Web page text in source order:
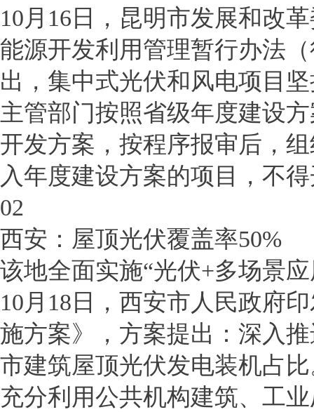
10月16日，昆明市发展和改
能源开发利用管理暂行办法
出，集中式光伏和风电项目
主管部门按照省级年度建设
开发方案，按程序报审后，
入年度建设方案的项目，不
02
西安：屋顶光伏覆盖率50%
该地全面实施“光伏+多场景
10月18日，西安市人民政府
施方案》，方案提出：深入
市建筑屋顶光伏发电装机占
充分利用公共机构建筑、工